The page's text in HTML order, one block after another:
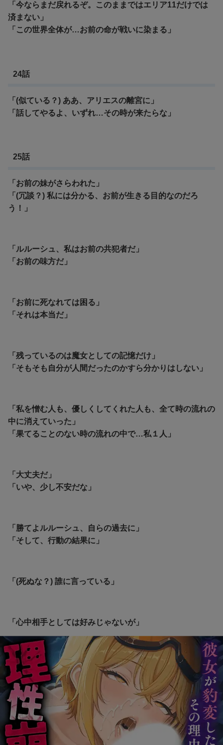
「今ならまだ戻れるぞ。このままではエリア11だけでは
済まない」
「この世界全体が…お前の命が戦いに染まる」
24話
「(似ている？) ああ、アリエスの離宮に」
「話してやるよ、いずれ…その時が来たらな」
25話
「お前の妹がさらわれた」
「(冗談？) 私には分かる、お前が生きる目的なのだろ
う！」
「ルルーシュ、私はお前の共犯者だ」
「お前の味方だ」
「お前に死なれては困る」
「それは本当だ」
「残っているのは魔女としての記憶だけ」
「そもそも自分が人間だったのかすら分かりはしない」
「私を憎む人も、優しくしてくれた人も、全て時の流れの
中に消えていった」
「果てることのない時の流れの中で…私１人」
「大丈夫だ」
「いや、少し不安だな」
「勝てよルルーシュ、自らの過去に」
「そして、行動の結果に」
「(死ぬな？) 誰に言っている」
「心中相手としては好みじゃないが」